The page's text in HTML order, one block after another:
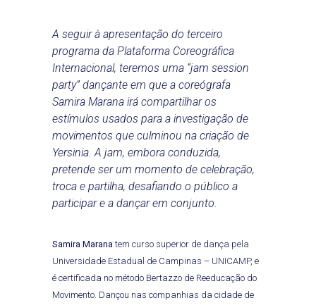
A seguir à apresentação do terceiro
programa da Plataforma Coreográfica
Internacional, teremos uma “jam session
party” dançante em que a coreógrafa
Samira Marana irá compartilhar os
estímulos usados para a investigação de
movimentos que culminou na criação de
Yersinia. A jam, embora conduzida,
pretende ser um momento de celebração,
troca e partilha, desafiando o público a
participar e a dançar em conjunto.
Samira Maranatem curso superior de dança pela
Universidade Estadual de Campinas – UNICAMP, e
é certificada no método Bertazzo de Reeducação do
Movimento. Dançou nas companhias da cidade de